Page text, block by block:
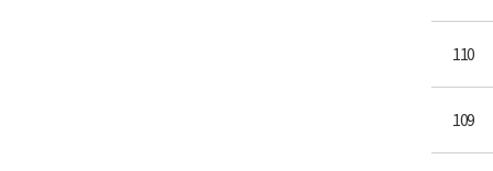
110
109